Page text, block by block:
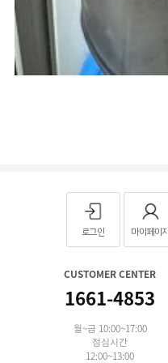
로그인 마이페이지
CUSTOMER CENTER
1661-4853
월~금 10:00~17:00
점심시간
12:00~13:00